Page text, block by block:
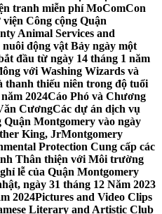
tranh miễn phí MoComCon
Công cộng Quận
Animal Services and
động vật Bảy ngày một
đầu từ ngày 14 tháng 1 năm
với Washing Wizards và
thanh thiếu niên trong độ tuổi
2024Cáo Phó và Chương
CươngCác dự án dịch vụ
Quận Montgomery vào ngày
King, JrMontgomery
Protection Cung cấp các
Thân thiện với Môi trường
lễ của Quận Montgomery
ngày 31 tháng 12 Năm 2023
2024Pictures and Video Clips
Literary and Artistic Club